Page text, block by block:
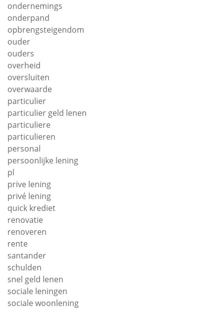
ondernemings
onderpand
opbrengsteigendom
ouder
ouders
overheid
oversluiten
overwaarde
particulier
particulier geld lenen
particuliere
particulieren
personal
persoonlijke lening
pl
prive lening
privé lening
quick krediet
renovatie
renoveren
rente
santander
schulden
snel geld lenen
sociale leningen
sociale woonlening